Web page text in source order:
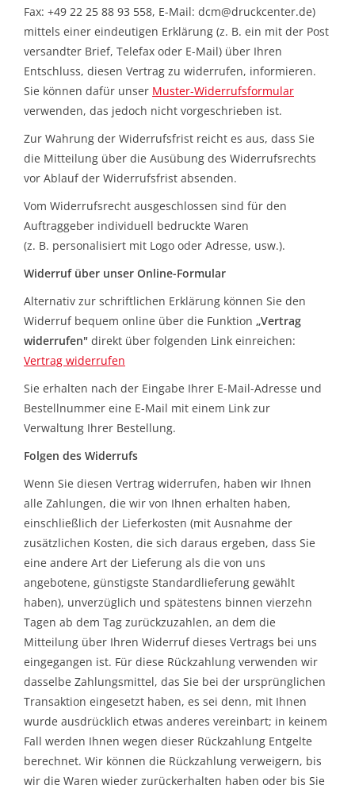
TARIFWENDE
INITIATIVE „MENSCH“
FRIEDEN
MIETENSTOPP
ARBEITSZEIT
Fax: +49 22 25 88 93 558, E-Mail: dcm@druckcenter.de)
mittels einer eindeutigen Erklärung (z. B. ein mit der Post
versandter Brief, Telefax oder E-Mail) über Ihren
Entschluss, diesen Vertrag zu widerrufen, informieren.
Sie können dafür unser Muster-Widerrufsformular
verwenden, das jedoch nicht vorgeschrieben ist.
Zur Wahrung der Widerrufsfrist reicht es aus, dass Sie
die Mitteilung über die Ausübung des Widerrufsrechts
vor Ablauf der Widerrufsfrist absenden.
Vom Widerrufsrecht ausgeschlossen sind für den
Auftraggeber individuell bedruckte Waren
(z. B. personalisiert mit Logo oder Adresse, usw.).
Widerruf über unser Online-Formular
Alternativ zur schriftlichen Erklärung können Sie den
Widerruf bequem online über die Funktion „Vertrag
widerrufen" direkt über folgenden Link einreichen:
Vertrag widerrufen
Sie erhalten nach der Eingabe Ihrer E-Mail-Adresse und
Bestellnummer eine E-Mail mit einem Link zur
Verwaltung Ihrer Bestellung.
Folgen des Widerrufs
Wenn Sie diesen Vertrag widerrufen, haben wir Ihnen
alle Zahlungen, die wir von Ihnen erhalten haben,
einschließlich der Lieferkosten (mit Ausnahme der
zusätzlichen Kosten, die sich daraus ergeben, dass Sie
eine andere Art der Lieferung als die von uns
angebotene, günstigste Standardlieferung gewählt
haben), unverzüglich und spätestens binnen vierzehn
Tagen ab dem Tag zurückzuzahlen, an dem die
Mitteilung über Ihren Widerruf dieses Vertrags bei uns
eingegangen ist. Für diese Rückzahlung verwenden wir
dasselbe Zahlungsmittel, das Sie bei der ursprünglichen
Transaktion eingesetzt haben, es sei denn, mit Ihnen
wurde ausdrücklich etwas anderes vereinbart; in keinem
Fall werden Ihnen wegen dieser Rückzahlung Entgelte
berechnet. Wir können die Rückzahlung verweigern, bis
wir die Waren wieder zurückerhalten haben oder bis Sie